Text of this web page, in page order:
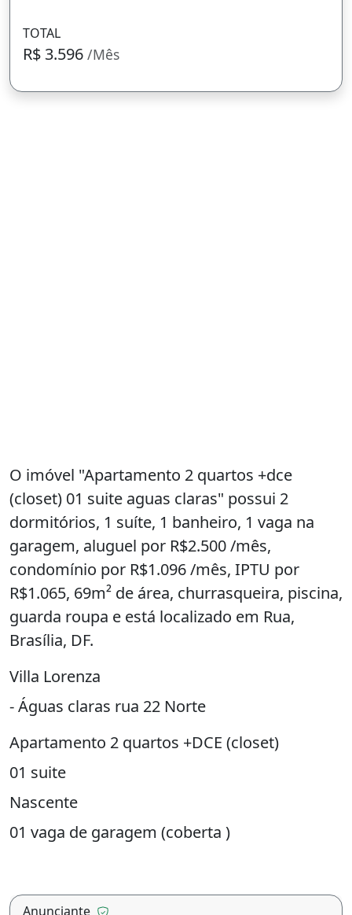
TOTAL
R$ 3.596 /Mês
O imóvel "Apartamento 2 quartos +dce
(closet) 01 suite aguas claras" possui 2
dormitórios, 1 suíte, 1 banheiro, 1 vaga na
garagem, aluguel por R$2.500 /mês,
condomínio por R$1.096 /mês, IPTU por
R$1.065, 69m² de área, churrasqueira, piscina,
guarda roupa e está localizado em Rua,
Brasília, DF.
Villa Lorenza
- Águas claras rua 22 Norte
Apartamento 2 quartos +DCE (closet)
01 suite
Nascente
01 vaga de garagem (coberta )
armários planejados em todos os ambientes
Anunciante